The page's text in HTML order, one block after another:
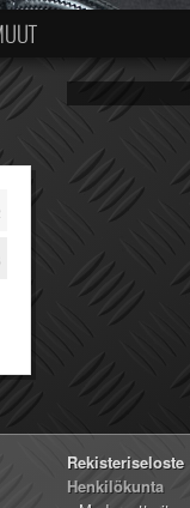
Rekisteriseloste
Henkilökunta